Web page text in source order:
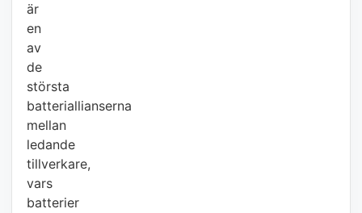
är
en
av
de
största
batteriallianserna
mellan
ledande
tillverkare,
vars
batterier